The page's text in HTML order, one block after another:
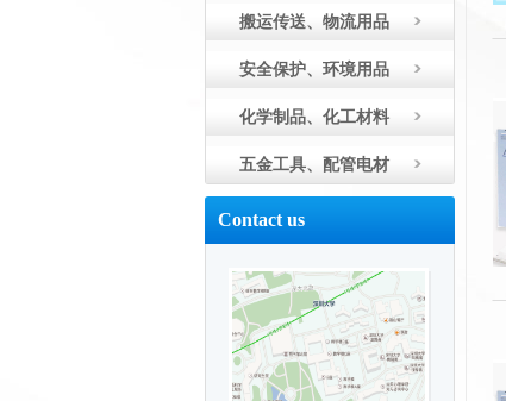
搬运传送、物流用品
安全保护、环境用品
化学制品、化工材料
五金工具、配管电材
Contact us